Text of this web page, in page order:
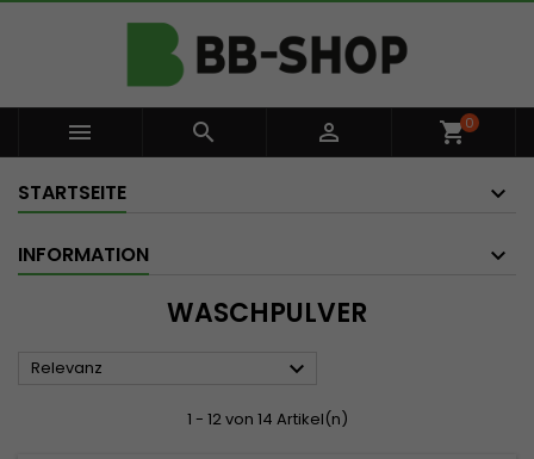
   shopping_cart0
STARTSEITE
INFORMATION
WASCHPULVER
Relevanz 
1 - 12 von 14 Artikel(n)